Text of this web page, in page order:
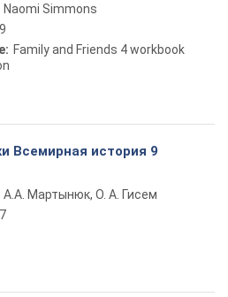
Naomi Simmons
Family and Friends 4 workbook
Всемирная история 9
А.А. Мартынюк, О. А. Гисем